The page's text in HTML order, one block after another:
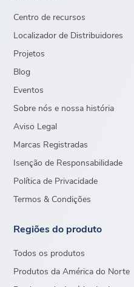
Centro de recursos
Localizador de Distribuidores
Projetos
Blog
Eventos
Sobre nós e nossa história
Aviso Legal
Marcas Registradas
Isenção de Responsabilidade
Política de Privacidade
Termos & Condições
Regiões do produto
Todos os produtos
Produtos da América do Norte